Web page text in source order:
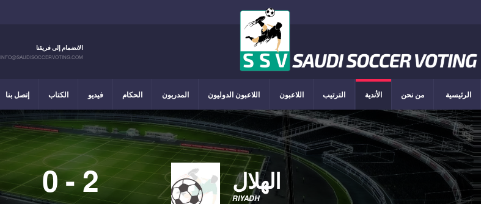
الانضمام إلى فريقنا
INFO@SAUDISOCCERVOTING.COM
الرئيسية من نحن الأندية الترتيب اللاعبون اللاعبون الدوليون المدربون الحكام فيديو الكتاب إتصل بنا
0-2 الهلال
RIYADH